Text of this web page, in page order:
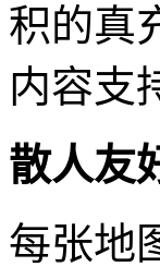
积的真
内容支
散人友
每张地